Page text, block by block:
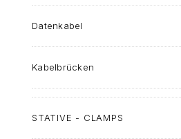
Datenkabel
Kabelbrücken
STATIVE - CLAMPS